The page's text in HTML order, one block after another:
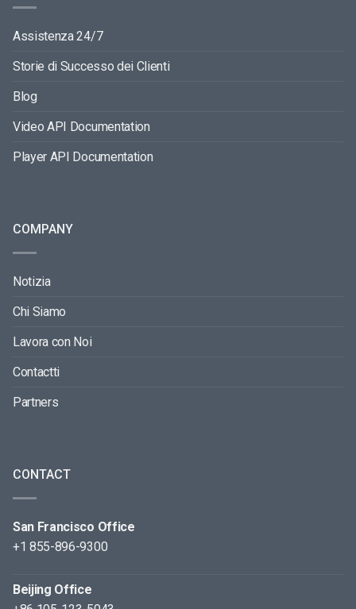
Assistenza 24/7
Storie di Successo dei Clienti
Blog
Video API Documentation
Player API Documentation
COMPANY
Notizia
Chi Siamo
Lavora con Noi
Contactti
Partners
CONTACT
San Francisco Office
+1 855-896-9300
Beijing Office